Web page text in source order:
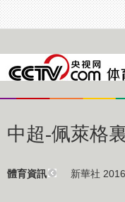
中超-佩萊格
體育資訊 新華社